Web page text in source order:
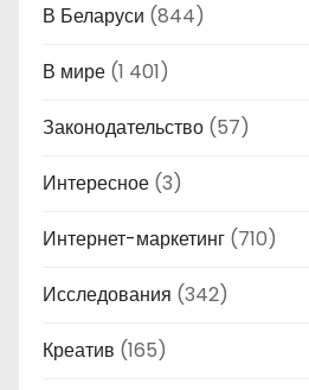
В Беларуси (844)
В мире (1 401)
Законодательство (57)
Интересное (3)
Интернет-маркетинг (710)
Исследования (342)
Креатив (165)